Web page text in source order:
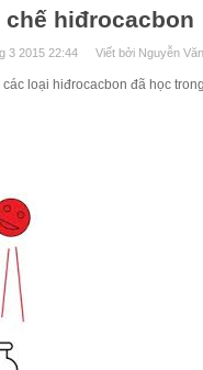
hiđrocacbon
3 2015 22:44 Viết bởi Nguyễn
loại hiđrocacbon đã học